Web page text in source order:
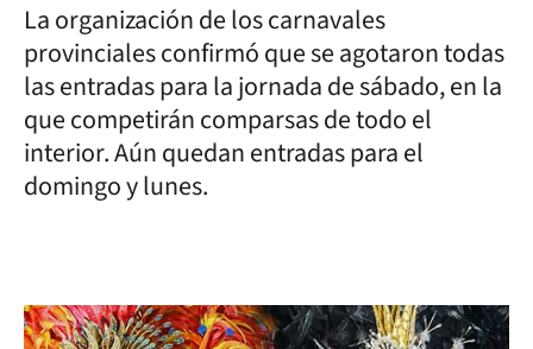
La organización de los carnavales
provinciales confirmó que se agotaron todas
las entradas para la jornada de sábado, en la
que competirán comparsas de todo el
interior. Aún quedan entradas para el
domingo y lunes.